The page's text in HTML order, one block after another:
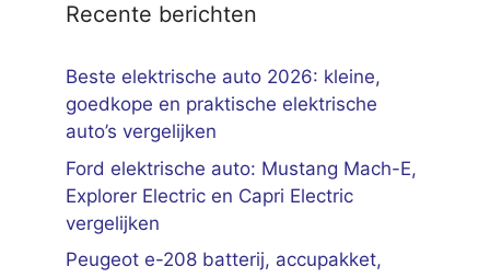
Recente berichten
Beste elektrische auto 2026: kleine,
goedkope en praktische elektrische
auto’s vergelijken
Ford elektrische auto: Mustang Mach-E,
Explorer Electric en Capri Electric
vergelijken
Peugeot e-208 batterij, accupakket,